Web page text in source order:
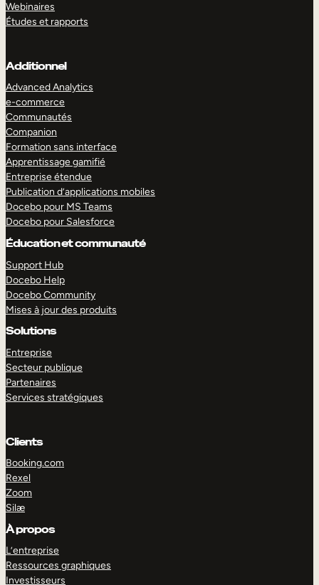
Webinaires
Études et rapports
Additionnel
Advanced Analytics
e-commerce
Communautés
Companion
Formation sans interface
Apprentissage gamifié
Entreprise étendue
Publication d’applications mobiles
Docebo pour MS Teams
Docebo pour Salesforce
Éducation et communauté
Support Hub
Docebo Help
Docebo Community
Mises à jour des produits
Solutions
Entreprise
Secteur publique
Partenaires
Services stratégiques
Clients
Booking.com
Rexel
Zoom
Silæ
À propos
L’entreprise
Ressources graphiques
Investisseurs